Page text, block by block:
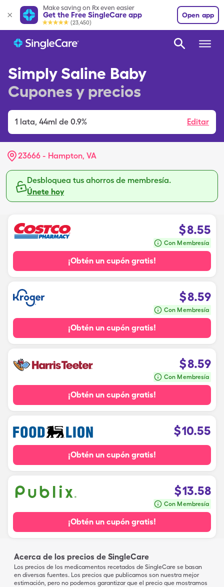
Make saving on Rx even easier
Get the Free SingleCare app
(23,450)
Open app
Simply Saline Baby
Cupones y precios
1 lata, 44ml de 0.9% Editar
23666 - Hampton, VA
Desbloquea tus ahorros de membresía.
Únete hoy
$8.55
Con Membresía
¡Obtén un cupón gratis!
$8.59
Con Membresía
¡Obtén un cupón gratis!
$8.59
Con Membresía
¡Obtén un cupón gratis!
$10.55
¡Obtén un cupón gratis!
$13.58
Con Membresía
¡Obtén un cupón gratis!
Acerca de los precios de SingleCare
Los precios de los medicamentos recetados de SingleCare se basan
en diversas fuentes. Los precios que publicamos son nuestra mejor
estimación, pero no podemos garantizar que el precio que mostramos